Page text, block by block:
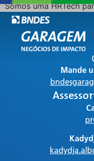
Somos uma HRTech
Mande